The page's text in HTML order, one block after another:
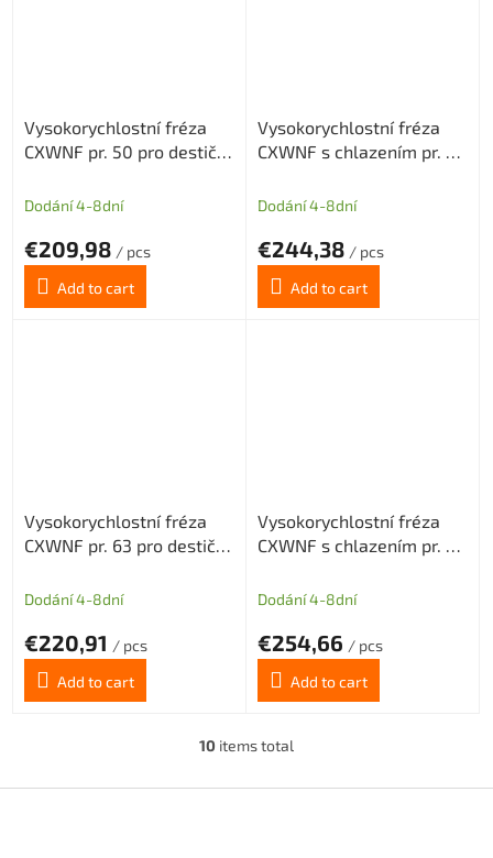
Vysokorychlostní fréza
CXWNF pr. 50 pro destičky
Dodání 4-8dní
€209,98 / pcs
Add to cart
Vysokorychlostní fréza
CXWNF s chlazením pr. 50
5z
Dodání 4-8dní
€244,38 / pcs
Add to cart
Vysokorychlostní fréza
CXWNF pr. 63 pro destičky
Dodání 4-8dní
€220,91 / pcs
Add to cart
Vysokorychlostní fréza
CXWNF s chlazením pr. 63
5z
Dodání 4-8dní
€254,66 / pcs
Add to cart
L
s
10 items total